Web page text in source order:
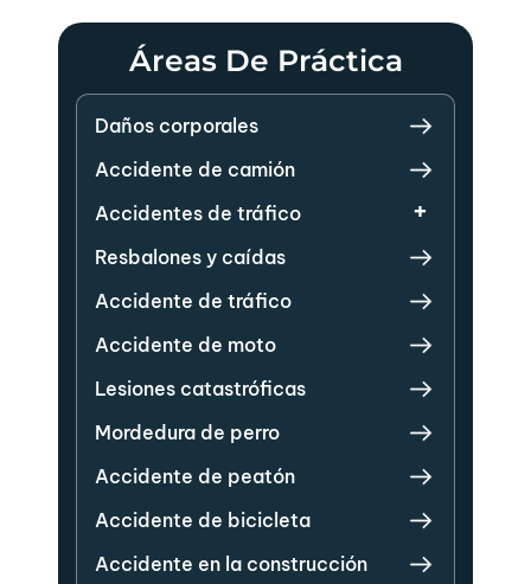
Áreas De Práctica
Daños corporales
Accidente de camión
Accidentes de tráfico
Resbalones y caídas
Accidente de tráfico
Accidente de moto
Lesiones catastróficas
Mordedura de perro
Accidente de peatón
Accidente de bicicleta
Accidente en la construcción